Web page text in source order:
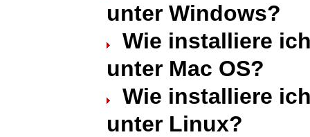
unter Windows?
Wie installiere
unter Mac OS?
Wie installiere
unter Linux?